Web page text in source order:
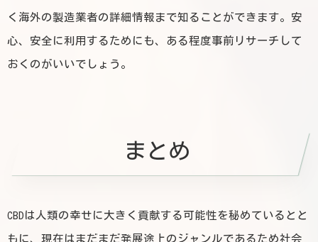
く海外の製造業者の詳細情報まで知ることができます。安
心、安全に利用するためにも、ある程度事前リサーチして
おくのがいいでしょう。
まとめ
CBDは人類の幸せに大きく貢献する可能性を秘めているとと
もに、現在はまだまだ発展途上のジャンルであるため社会